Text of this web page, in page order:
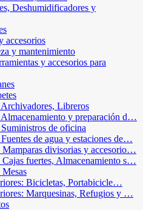
Deshumidificadores y
accesorios
y mantenimiento
y accesorios para
Libreros
y preparación d…
de oficina
de agua y estaciones de…
divisorias y accesorio…
fuertes, Almacenamiento s…
Bicicletas, Portabicicle…
Marquesinas, Refugios y …